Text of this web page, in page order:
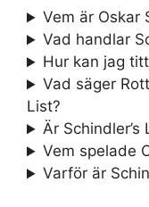
Vem är Oskar
Vad handlar
Hur kan jag
Vad säger
List?
Är
Vem spelade
Varför är